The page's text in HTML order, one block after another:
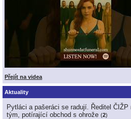
Přejít na videa
Aktuality
Pytláci a pašeráci se radují. Ředitel
tým, potírající obchod s ohrože (2)